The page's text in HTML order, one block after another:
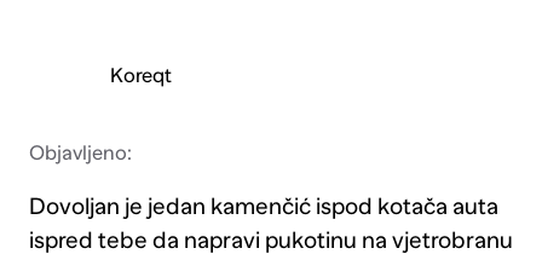
Koreqt
Objavljeno:
Dovoljan je jedan kamenčić ispod kotača auta
ispred tebe da napravi pukotinu na vjetrobranu